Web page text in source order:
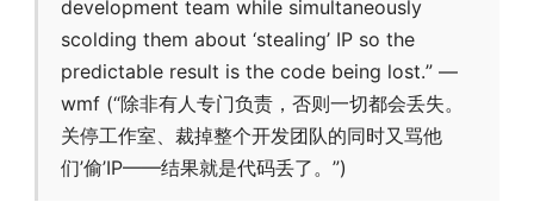
development team while simultaneously
scolding them about ‘stealing’ IP so the
predictable result is the code being lost.” —
wmf (“除非有人专门负责，否则一切都会丢失。
关停工作室、裁掉整个开发团队的同时又骂他
们’偷’IP——结果就是代码丢了。”)